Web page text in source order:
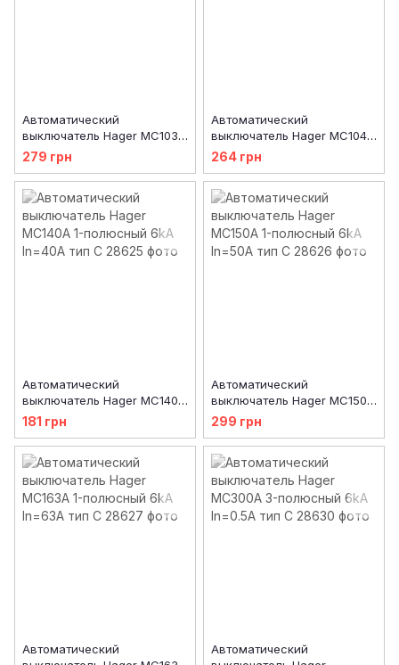
Автоматический
выключатель Hager MC103A
1-полюсный 6kA In=3A тип C
279 грн
Автоматический
выключатель Hager MC104A
1-полюсный 6kA In=4A тип C
264 грн
Автоматический
выключатель Hager MC140A
1-полюсный 6kA In=40A тип
181 грн
Автоматический
выключатель Hager MC150A
1-полюсный 6kA In=50A тип
299 грн
Автоматический
Автоматический